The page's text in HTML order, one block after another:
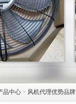
品中心 > 风机代理优势品牌